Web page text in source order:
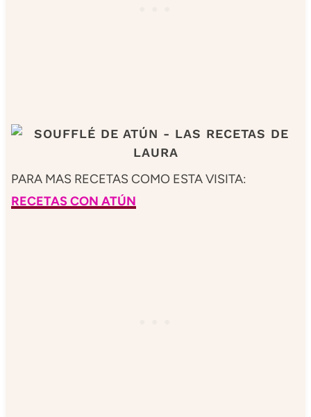
PARA MAS RECETAS COMO ESTA VISITA:
RECETAS CON ATÚN